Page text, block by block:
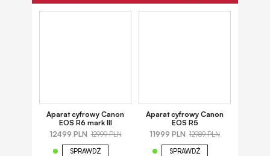
Aparat cyfrowy Canon
EOS R6 mark III
12499 PLN 12999 PLN
SPRAWDŹ
Aparat cyfrowy Canon
EOS R5
11999 PLN 12989 PLN
SPRAWDŹ